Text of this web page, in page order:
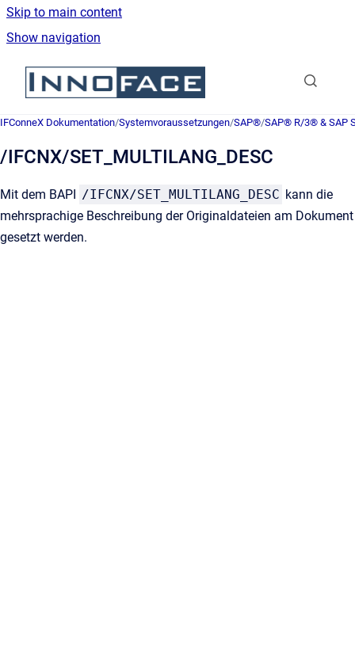
Skip to main content
Show navigation
Go to homepage
IFConneX Dokumentation/Systemvoraussetzungen/SAP®/SAP® R/3® & SAP
/IFCNX/SET_MULTILANG_DESC
Mit dem BAPI /IFCNX/SET_MULTILANG_DESC kann die
mehrsprachige Beschreibung der Originaldateien am Dokument
gesetzt werden.